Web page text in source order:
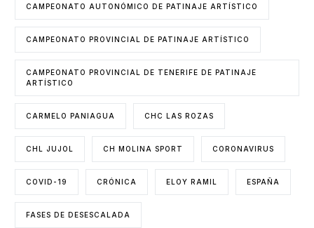
CAMPEONATO AUTONÓMICO DE PATINAJE ARTÍSTICO
CAMPEONATO PROVINCIAL DE PATINAJE ARTÍSTICO
CAMPEONATO PROVINCIAL DE TENERIFE DE PATINAJE
ARTÍSTICO
CARMELO PANIAGUA CHC LAS ROZAS
CHL JUJOL CH MOLINA SPORT CORONAVIRUS
COVID-19 CRÓNICA ELOY RAMIL ESPAÑA
FASES DE DESESCALADA